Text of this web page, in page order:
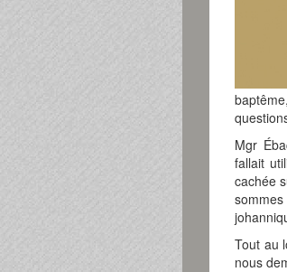
Mgr
fallait
cachée
Tout au
nous